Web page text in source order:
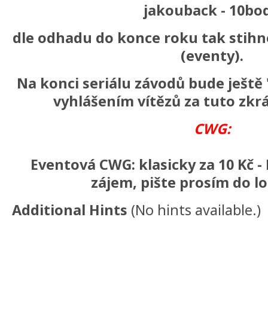
jakouback -
dle odhadu do konce roku tak
(eventy).
Na konci seriálu závodů bude
vyhlášením vítězů za tuto
CWG:
Eventová CWG: klasicky za 10
zájem, pište prosím do
Additional Hints (No hints available.)